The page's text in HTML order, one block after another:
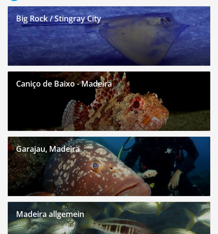
Big Rock / Stingray City
Caniço de Baixo - Madeira
Garajau, Madeira
Madeira allgemein